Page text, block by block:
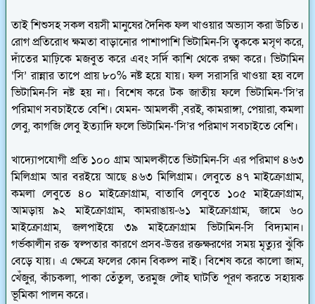
তাই শিশুসহ সকল বয়সী মানুষের দৈনিক ফল খাওয়ার অভ্যাস করা উচিত।
রোগ প্রতিরোধ ক্ষমতা বাড়ানোর পাশাপাশি ভিটামিন-সি ত্বককে মসৃণ করে,
দাঁতের মাঢ়িকে মজবুত করে এবং সর্দি কাশি থেকে রক্ষা করে। ভিটামিন
‘সি’ রান্নার তাপে প্রায় ৮০% নষ্ট হয়ে যায়। ফল সরাসরি খাওয়া হয় বলে
ভিটামিন-সি নষ্ট হয় না। বিশেষ করে টক জাতীয় ফলে ভিটামিন-‘সি’র
পরিমাণ সবচাইতে বেশি। যেমন- আমলকী ,বরই, কামরাঙ্গা, পেয়ারা, কমলা
লেবু, কাগজি লেবু ইত্যাদি ফলে ভিটামিন-‘সি’র পরিমাণ সবচাইতে বেশি।
খাদ্যোপযোগী প্রতি ১০০ গ্রাম আমলকীতে ভিটামিন-সি এর পরিমাণ ৪৬৩
মিলিগ্রাম আর বরইয়ে আছে ৪৬৩ মিলিগ্রাম। লেবুতে ৪৭ মাইক্রোগ্রাম,
কমলা লেবুতে ৪০ মাইক্রোগ্রাম, বাতাবি লেবুতে ১০৫ মাইক্রোগ্রাম,
আমড়ায় ৯২ মাইক্রোগ্রাম, কামরাঙায়-৬১ মাইক্রোগ্রাম, জামে ৬০
মাইক্রোগ্রাম, জলপাইয়ে ৩৯ মাইক্রোগ্রাম ভিটামিন-সি বিদ্যমান।
গর্ভকালীন রক্ত স্বল্পতার কারণে প্রসব-উত্তর রক্তক্ষরণের সময় মৃত্যুর ঝুঁকি
বেড়ে যায়। এ ক্ষেত্রে ফলের কোন বিকল্প নাই। বিশেষ করে কালো জাম,
খেঁজুর, কাঁচকলা, পাকা তেঁতুল, তরমুজ লৌহ ঘাটতি পূরণ করতে সহায়ক
ভূমিকা পালন করে।